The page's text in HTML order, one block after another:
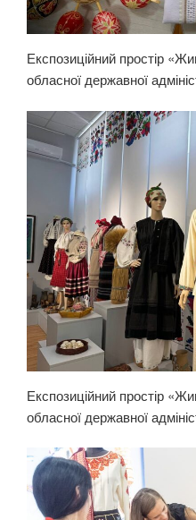
Експозиційний простір
обласної державної
Експозиційний простір
обласної державної